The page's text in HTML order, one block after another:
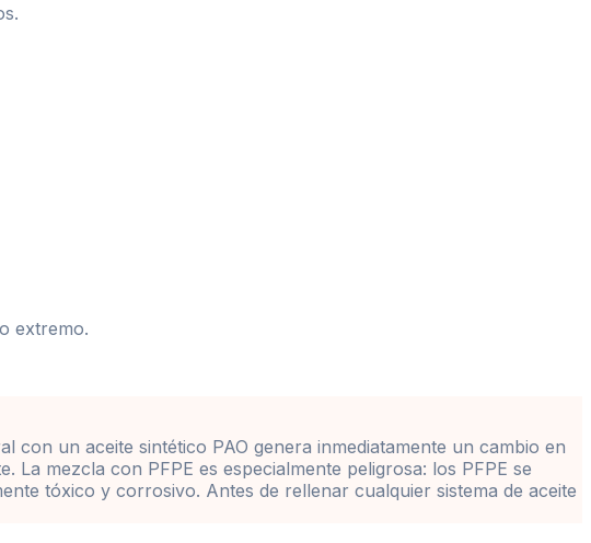
extremo.
con un aceite sintético PAO genera inmediatamente un cambio en
mezcla con PFPE es especialmente peligrosa: los PFPE se
tóxico y corrosivo. Antes de rellenar cualquier sistema de aceite